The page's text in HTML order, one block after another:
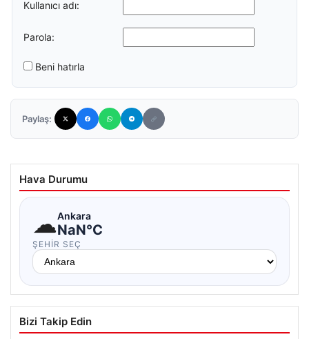
Kullanıcı adı:
Parola:
Beni hatırla
Paylaş:
Hava Durumu
☁Ankara
NaN°C
ŞEHIR SEÇ
Bizi Takip Edin